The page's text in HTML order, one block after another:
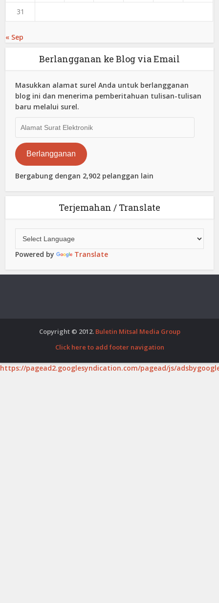
31
« Sep
Berlangganan ke Blog via Email
Masukkan alamat surel Anda untuk berlangganan
blog ini dan menerima pemberitahuan tulisan-tulisan
baru melalui surel.
Surat
Elektronik
Berlangganan
Bergabung dengan 2,902 pelanggan lain
Terjemahan / Translate
Powered by Translate
Copyright © 2012. Buletin Mitsal Media Group
Click here to add footer navigation
https://pagead2.googlesyndication.com/pagead/js/